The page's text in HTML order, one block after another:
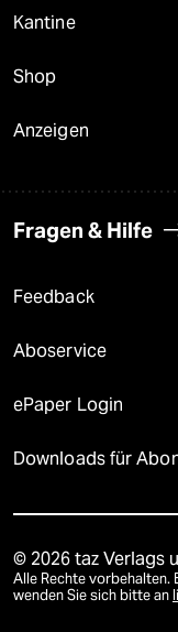
Kantine
Shop
Anzeigen
Fragen & Hilfe
Feedback
Aboservice
ePaper Login
Downloads für
© 2026 taz Verlags
Alle Rechte vorbehalten.
wenden Sie sich bitte an